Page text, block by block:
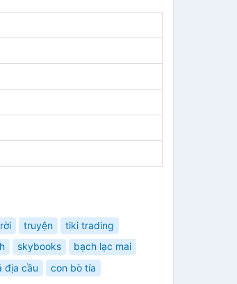
truyện
tiki trading
skybooks
bạch lạc mai
địa cầu
con bò tía